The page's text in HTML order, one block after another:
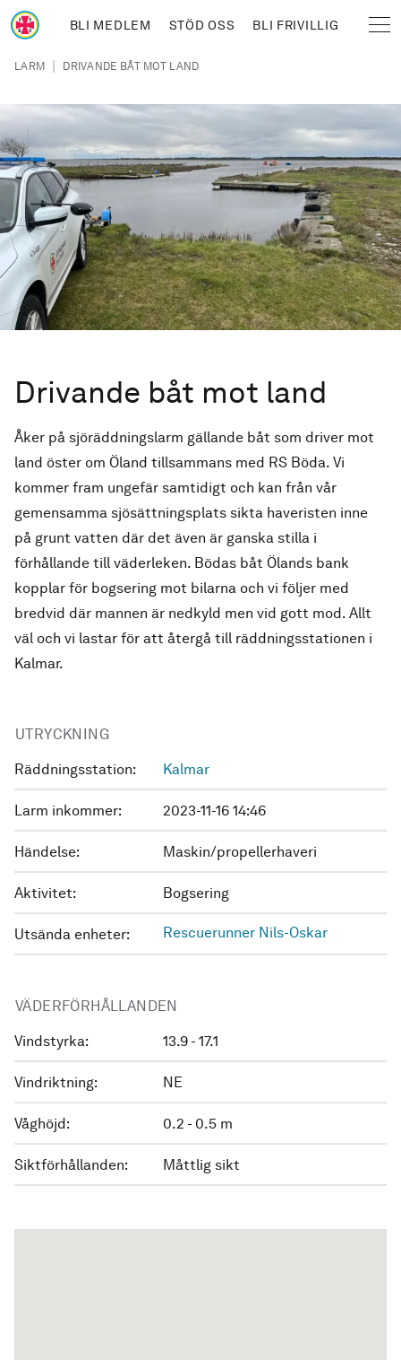
Hoppa till huvudinnehåll
BLI MEDLEM STÖD OSS BLI FRIVILLIG
Länkstig
LARM | DRIVANDE BÅT MOT LAND
Drivande båt mot land
Åker på sjöräddningslarm gällande båt som driver mot
land öster om Öland tillsammans med RS Böda. Vi
kommer fram ungefär samtidigt och kan från vår
gemensamma sjösättningsplats sikta haveristen inne
på grunt vatten där det även är ganska stilla i
förhållande till väderleken. Bödas båt Ölands bank
kopplar för bogsering mot bilarna och vi följer med
bredvid där mannen är nedkyld men vid gott mod. Allt
väl och vi lastar för att återgå till räddningsstationen i
Kalmar.
UTRYCKNING
Räddningsstation: Kalmar
Larm inkommer: 2023-11-16 14:46
Händelse: Maskin/propellerhaveri
Aktivitet: Bogsering
Utsända enheter: Rescuerunner Nils-Oskar
VÄDERFÖRHÅLLANDEN
Vindstyrka: 13.9 - 17.1
Vindriktning: NE
Våghöjd: 0.2 - 0.5 m
Siktförhållanden: Måttlig sikt